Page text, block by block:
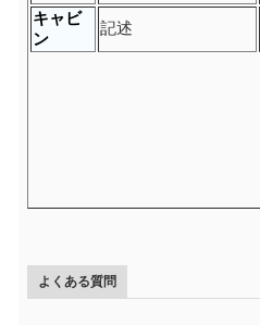
キャビ
ン
記述
よくある質問